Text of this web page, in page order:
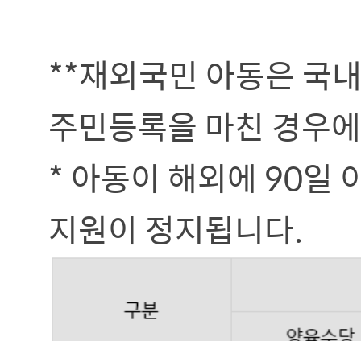
**재외국민 아동은 국
주민등록을 마친 경우
* 아동이 해외에 90일
지원이 정지됩니다.